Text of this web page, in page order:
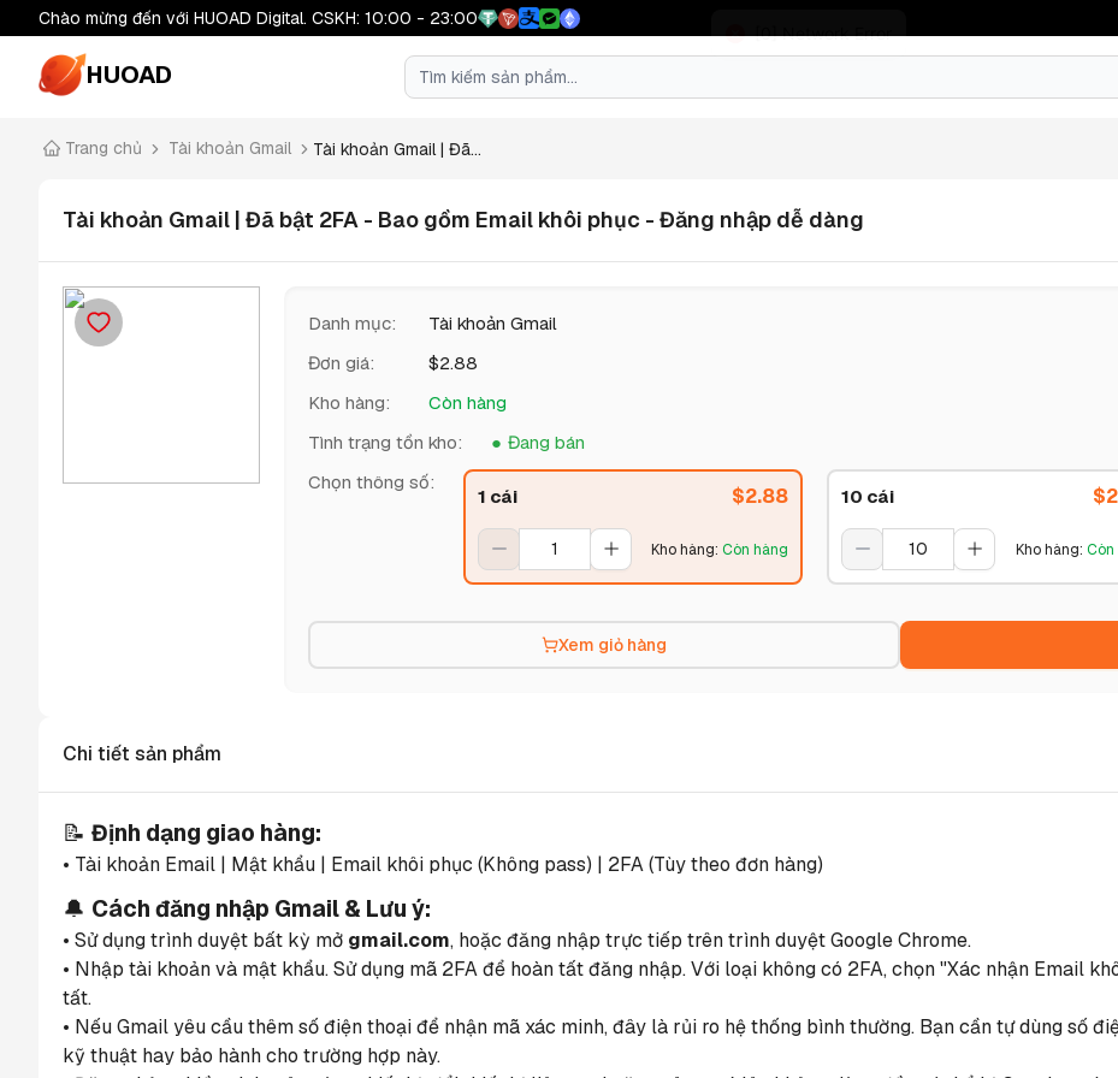
Chào mừng đến với HUOAD Digital. CSKH: 10:00 - 23:00
HUOAD
Trang chủ Tài khoản Gmail Tài khoản Gmail | Đã...
Tài khoản Gmail | Đã bật 2FA - Bao gồm Email khôi phục - Đăng nhập dễ dàng
Danh mục:
Tài khoản Gmail
Đơn giá: $2.88
Kho hàng:
Còn hàng
Tình trạng tồn kho:
Đang bán
Chọn thông số:
1 cái $2.88
Kho hàng: Còn hàng
10 cái $
Kho hàng: Còn
Xem giỏ hàng
Chi tiết sản phẩm
📝 Định dạng giao hàng:
• Tài khoản Email | Mật khẩu | Email khôi phục (Không pass) | 2FA (Tùy theo đơn hàng)
🔔 Cách đăng nhập Gmail & Lưu ý:
• Sử dụng trình duyệt bất kỳ mở gmail.com, hoặc đăng nhập trực tiếp trên trình duyệt Google Chrome.
• Nhập tài khoản và mật khẩu. Sử dụng mã 2FA để hoàn tất đăng nhập. Với loại không có 2FA, chọn "Xác nhận Email
tất.
• Nếu Gmail yêu cầu thêm số điện thoại để nhận mã xác minh, đây là rủi ro hệ thống bình thường. Bạn cần tự dùng số
kỹ thuật hay bảo hành cho trường hợp này.